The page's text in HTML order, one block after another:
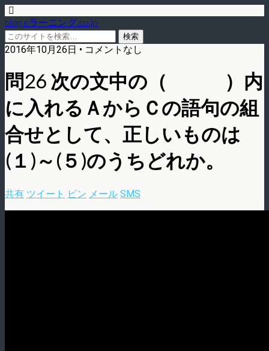
blog.eラーニング.co.jp
2016年10月26日 • コメントなし
問26 次の文中の（ ）内
に入れるＡからＣの語句の組
合せとして、正しいものは
(１)～(５)のうちどれか。
共有 ツイート ピン メール SMS